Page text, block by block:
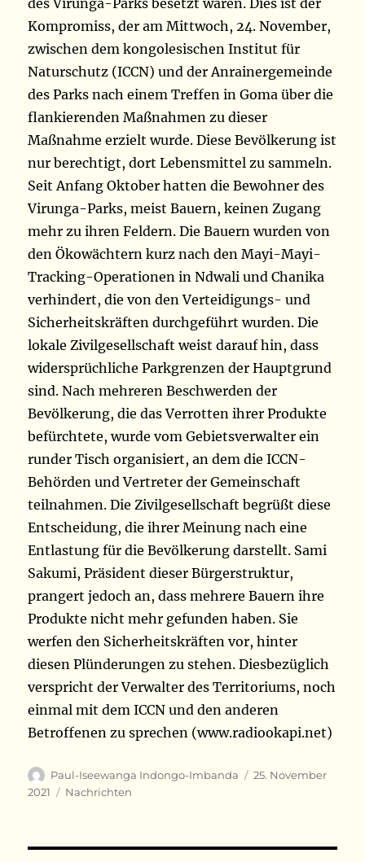
des Virunga-Parks besetzt waren. Dies ist der
Kompromiss, der am Mittwoch, 24. November,
zwischen dem kongolesischen Institut für
Naturschutz (ICCN) und der Anrainergemeinde
des Parks nach einem Treffen in Goma über die
flankierenden Maßnahmen zu dieser
Maßnahme erzielt wurde. Diese Bevölkerung ist
nur berechtigt, dort Lebensmittel zu sammeln.
Seit Anfang Oktober hatten die Bewohner des
Virunga-Parks, meist Bauern, keinen Zugang
mehr zu ihren Feldern. Die Bauern wurden von
den Ökowächtern kurz nach den Mayi-Mayi-
Tracking-Operationen in Ndwali und Chanika
verhindert, die von den Verteidigungs- und
Sicherheitskräften durchgeführt wurden. Die
lokale Zivilgesellschaft weist darauf hin, dass
widersprüchliche Parkgrenzen der Hauptgrund
sind. Nach mehreren Beschwerden der
Bevölkerung, die das Verrotten ihrer Produkte
befürchtete, wurde vom Gebietsverwalter ein
runder Tisch organisiert, an dem die ICCN-
Behörden und Vertreter der Gemeinschaft
teilnahmen. Die Zivilgesellschaft begrüßt diese
Entscheidung, die ihrer Meinung nach eine
Entlastung für die Bevölkerung darstellt. Sami
Sakumi, Präsident dieser Bürgerstruktur,
prangert jedoch an, dass mehrere Bauern ihre
Produkte nicht mehr gefunden haben. Sie
werfen den Sicherheitskräften vor, hinter
diesen Plünderungen zu stehen. Diesbezüglich
verspricht der Verwalter des Territoriums, noch
einmal mit dem ICCN und den anderen
Betroffenen zu sprechen (www.radiookapi.net)
Autor
Paul-Iseewanga Indongo-Imbanda
Veröffentlicht
25. November
2021
Kategorien
Nachrichten